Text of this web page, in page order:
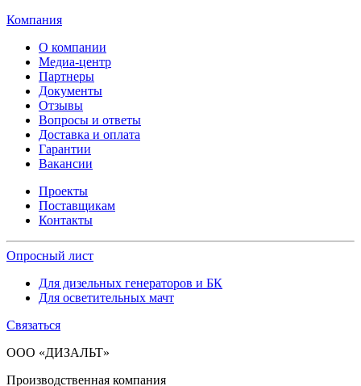
Компания
О компании
Медиа-центр
Партнеры
Документы
Отзывы
Вопросы и ответы
Доставка и оплата
Гарантии
Вакансии
Проекты
Поставщикам
Контакты
Опросный лист
Для дизельных генераторов и БК
Для осветительных мачт
Связаться
ООО «ДИЗАЛЬТ»
Производственная компания